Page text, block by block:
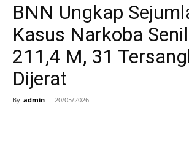
BNN Ungkap
Kasus Narkoba
211,4 M, 31
Dijerat
By admin - 20/05/2026